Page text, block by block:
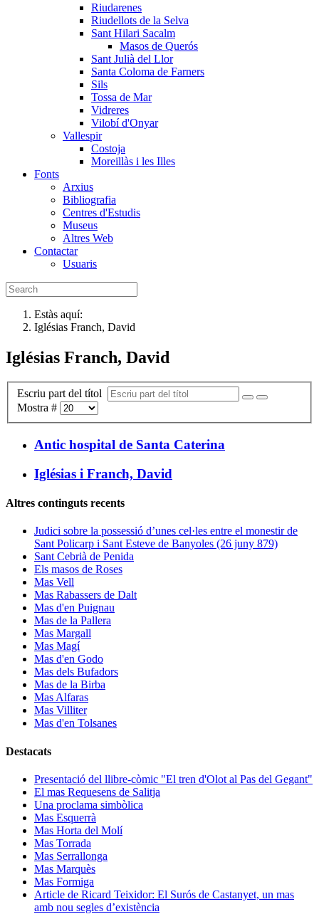
Riudarenes
Riudellots de la Selva
Sant Hilari Sacalm
Masos de Querós
Sant Julià del Llor
Santa Coloma de Farners
Sils
Tossa de Mar
Vidreres
Vilobí d'Onyar
Vallespir
Costoja
Moreillàs i les Illes
Fonts
Arxius
Bibliografia
Centres d'Estudis
Museus
Altres Web
Contactar
Usuaris
Estàs aquí:
Iglésias Franch, David
Iglésias Franch, David
Escriu part del títol
Mostra #
Antic hospital de Santa Caterina
Iglésias i Franch, David
Altres continguts recents
Judici sobre la possessió d’unes cel·les entre el monestir de
Sant Policarp i Sant Esteve de Banyoles (26 juny 879)
Sant Cebrià de Penida
Els masos de Roses
Mas Vell
Mas Rabassers de Dalt
Mas d'en Puignau
Mas de la Pallera
Mas Margall
Mas Magí
Mas d'en Godo
Mas dels Bufadors
Mas de la Birba
Mas Alfaras
Mas Villiter
Mas d'en Tolsanes
Destacats
Presentació del llibre-còmic "El tren d'Olot al Pas del Gegant"
El mas Requesens de Salitja
Una proclama simbòlica
Mas Esquerrà
Mas Horta del Molí
Mas Torrada
Mas Serrallonga
Mas Marquès
Mas Formiga
Article de Ricard Teixidor: El Surós de Castanyet, un mas
amb nou segles d’existència